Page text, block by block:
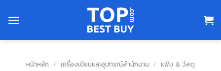
หน้าหลัก / เครื่องเขียนและอุปกรณ์สำนักงาน / แฟ้ม & วัสดุ